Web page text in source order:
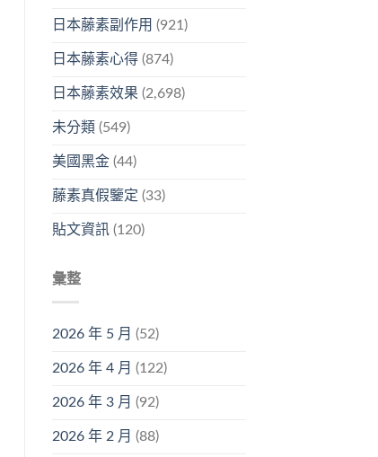
日本藤素副作用 (921)
日本藤素心得(874)
日本藤素效果 (2,698)
未分類 (549)
美國黑金(44)
藤素真假鑒定 (33)
貼文資訊(120)
彙整
2026 年 5 月 (52)
2026 年 4 月 (122)
2026 年 3 月 (92)
2026 年 2 月 (88)